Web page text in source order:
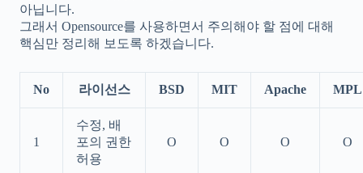
아닙니다.
그래서 Opensource를 사용하면서 주의해야 할 점에 대해
핵심만 정리해 보도록 하겠습니다.
No 라이선스 BSD MIT Apache MPL
1
수정, 배
포의 권한
허용
O O O O